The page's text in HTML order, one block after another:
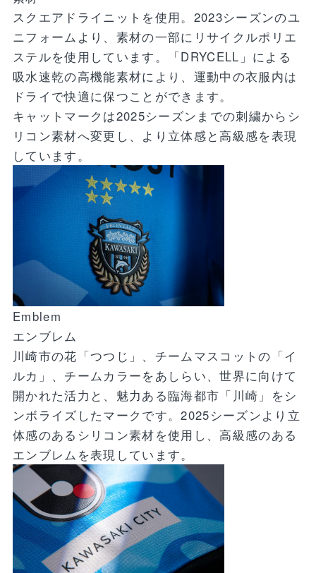
スクエアドライニットを使用。2023シーズンのユ
ニフォームより、素材の一部にリサイクルポリエ
ステルを使用しています。「DRYCELL」による
吸水速乾の高機能素材により、運動中の衣服内は
ドライで快適に保つことができます。
キャットマークは2025シーズンまでの刺繍からシ
リコン素材へ変更し、より立体感と高級感を表現
しています。
Emblem
エンブレム
川崎市の花「つつじ」、チームマスコットの「イ
ルカ」、チームカラーをあしらい、世界に向けて
開かれた活力と、魅力ある臨海都市「川崎」をシ
ンボライズしたマークです。2025シーズンより立
体感のあるシリコン素材を使用し、高級感のある
エンブレムを表現しています。